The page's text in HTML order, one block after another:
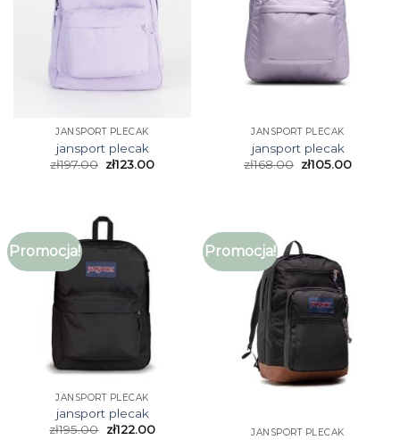
JANSPORT PLECAK
jansport plecak
zł197.00 zł123.00
JANSPORT PLECAK
jansport plecak
zł168.00 zł105.00
Promocja!
JANSPORT PLECAK
jansport plecak
zł195.00 zł122.00
Promocja!
JANSPORT PLECAK